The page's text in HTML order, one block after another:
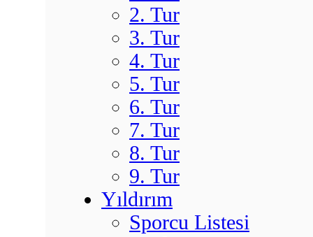
2. Tur
3. Tur
4. Tur
5. Tur
6. Tur
7. Tur
8. Tur
9. Tur
Yıldırım
Sporcu Listesi